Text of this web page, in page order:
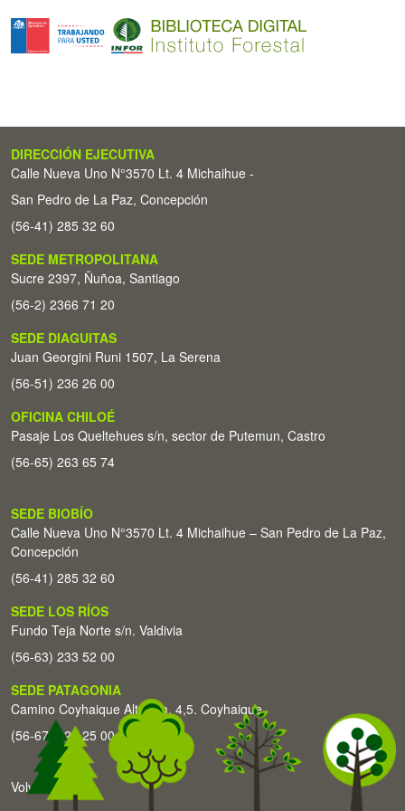
DIRECCIÓN EJECUTIVA
Calle Nueva Uno N°3570 Lt. 4 Michaihue -
San Pedro de La Paz, Concepción
(56-41) 285 32 60
SEDE METROPOLITANA
Sucre 2397, Ñuñoa, Santiago
(56-2) 2366 71 20
SEDE DIAGUITAS
Juan Georgini Runi 1507, La Serena
(56-51) 236 26 00
OFICINA CHILOÉ
Pasaje Los Queltehues s/n, sector de Putemun, Castro
(56-65) 263 65 74
SEDE BIOBÍO
Calle Nueva Uno N°3570 Lt. 4 Michaihue – San Pedro de La Paz,
Concepción
(56-41) 285 32 60
SEDE LOS RÍOS
Fundo Teja Norte s/n. Valdivia
(56-63) 233 52 00
SEDE PATAGONIA
Camino Coyhaique Alto Km. 4,5. Coyhaique
(56-67) 226 25 00
Volver arriba